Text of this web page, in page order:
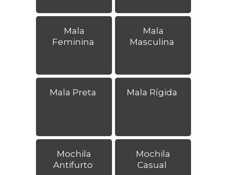
Mala
Feminina
Mala
Masculina
Mala Preta Mala Rígida
Mochila
Antifurto
Mochila
Casual